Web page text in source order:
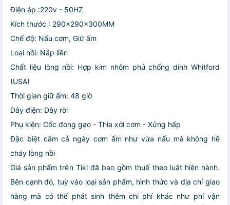
Điện áp :220v - 50HZ
Kích thước : 290x290x300MM
Chế độ: Nấu cơm, Giữ ấm
Loại nồi: Nắp liền
Chất liệu lòng nồi: Hợp kim nhôm phủ chống dính Whitford
(USA)
Thời gian giữ ấm: 48 giờ
Dây điện: Dây rời
Phụ kiện: Cốc đong gạo - Thìa xới cơm - Xửng hấp
Đặc biệt cắm cả ngày cơm ấm như vừa nấu mà không hề
cháy lòng nồi
Giá sản phẩm trên Tiki đã bao gồm thuế theo luật hiện hành.
Bên cạnh đó, tuỳ vào loại sản phẩm, hình thức và địa chỉ giao
hàng mà có thể phát sinh thêm chi phí khác như phí vận